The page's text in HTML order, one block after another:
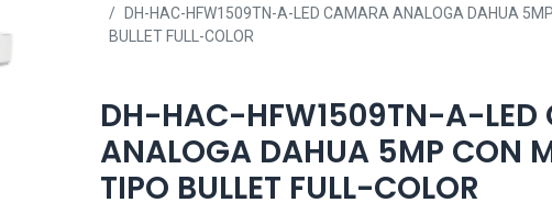
DH-HAC-HFW1509TN-A-LED CAMARA ANALOGA DAHUA 5MP
BULLET FULL-COLOR
DH-HAC-HFW1509TN-A-LED
ANALOGA DAHUA 5MP CON
TIPO BULLET FULL-COLOR